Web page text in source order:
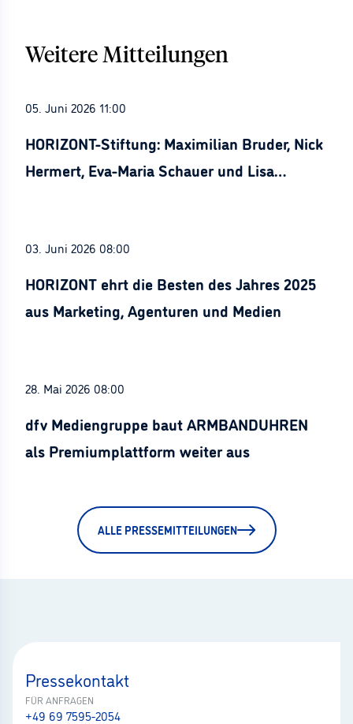
Weitere Mitteilungen
05. Juni 2026 11:00
HORIZONT-Stiftung: Maximilian Bruder, Nick
Hermert, Eva-Maria Schauer und Lisa
03. Juni 2026 08:00
HORIZONT ehrt die Besten des Jahres 2025
aus Marketing, Agenturen und Medien
28. Mai 2026 08:00
dfv Mediengruppe baut ARMBANDUHREN
als Premiumplattform weiter aus
ALLE PRESSEMITTEILUNGEN
Pressekontakt
FÜR ANFRAGEN
+49 69 7595-2054